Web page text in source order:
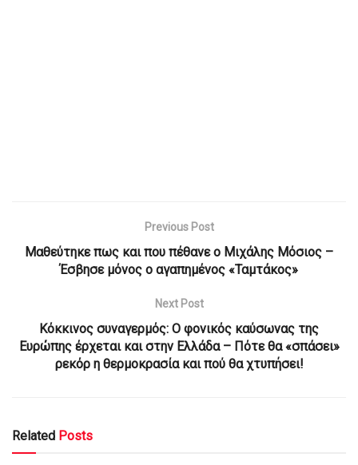
Previous Post
Μαθεύτηκε πως και που πέθανε ο Μιχάλης Μόσιος –
Έσβησε μόνος ο αγαπημένος «Ταμτάκος»
Next Post
Κόκκινος συναγερμός: Ο φονικός καύσωνας της
Ευρώπης έρχεται και στην Ελλάδα – Πότε θα «σπάσει»
ρεκόρ η θερμοκρασία και πού θα χτυπήσει!
Related Posts